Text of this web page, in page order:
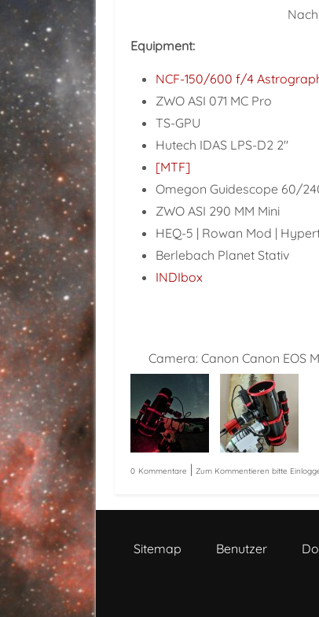
Equipment:
NCF-150/600 f/4
ZWO ASI 071 MC Pro
TS-GPU
Hutech IDAS LPS-D2 2"
[MTF]
Omegon Guidescope 60/
ZWO ASI 290 MM Mini
HEQ-5 | Rowan Mod |
Berlebach Planet Stativ
INDIbox
Camera: Canon Canon EOS
0 Kommentare | Zum Kommentieren bitte
Sitemap Benutzer